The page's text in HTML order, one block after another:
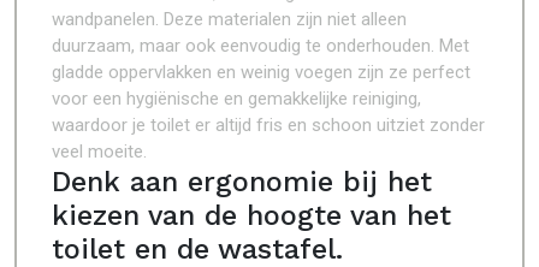
wandpanelen. Deze materialen zijn niet alleen
duurzaam, maar ook eenvoudig te onderhouden. Met
gladde oppervlakken en weinig voegen zijn ze perfect
voor een hygiënische en gemakkelijke reiniging,
waardoor je toilet er altijd fris en schoon uitziet zonder
veel moeite.
Denk aan ergonomie bij het
kiezen van de hoogte van het
toilet en de wastafel.